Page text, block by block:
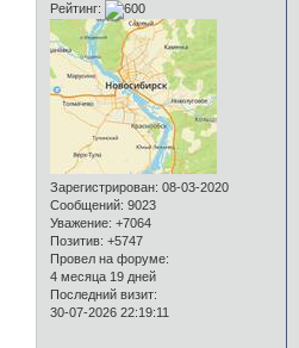
Рейтинг:
Зарегистрирован: 08-03-2020
Сообщений: 9023
Уважение: +7064
Позитив: +5747
Провел на форуме:
4 месяца 19 дней
Последний визит:
30-07-2026 22:19:11